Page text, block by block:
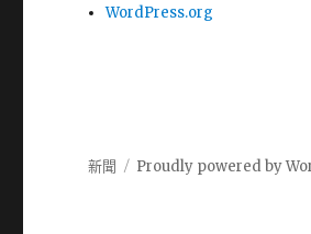
WordPress.org
新聞 Proudly powered by